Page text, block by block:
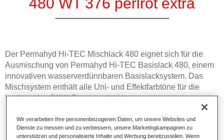
Der Permahyd Hi-TEC Mischlack 480 eignet sich für die
Ausmischung von Permahyd Hi-TEC Basislack 480, einem
innovativen wasserverdünnbaren Basislacksystem. Das
Mischsystem enthält alle Uni- und Effektfarbtöne für die
hochwertige PKW-Reparaturlackierung.
Produktmerkmale
Einfach und schnell zu verarbeiten.
Wir verarbeiten Ihre personenbezogenen Daten, um unsere Websites und
Dienste zu messen und zu verbessern, unsere Marketingkampagnen zu
unterstützen und personalisierte Inhalte und Werbung bereitzustellen. Wenn